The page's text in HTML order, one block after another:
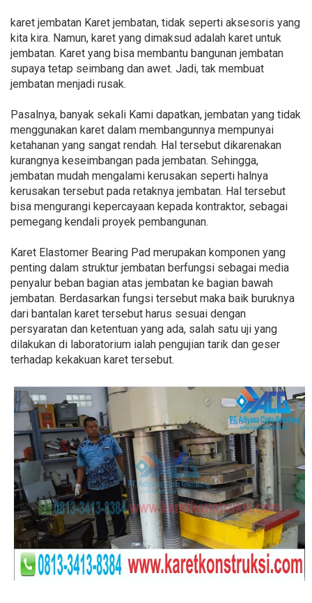
karet jembatan Karet jembatan, tidak seperti aksesoris yang
kita kira. Namun, karet yang dimaksud adalah karet untuk
jembatan. Karet yang bisa membantu bangunan jembatan
supaya tetap seimbang dan awet. Jadi, tak membuat
jembatan menjadi rusak.
Pasalnya, banyak sekali Kami dapatkan, jembatan yang tidak
menggunakan karet dalam membangunnya mempunyai
ketahanan yang sangat rendah. Hal tersebut dikarenakan
kurangnya keseimbangan pada jembatan. Sehingga,
jembatan mudah mengalami kerusakan seperti halnya
kerusakan tersebut pada retaknya jembatan. Hal tersebut
bisa mengurangi kepercayaan kepada kontraktor, sebagai
pemegang kendali proyek pembangunan.
Karet Elastomer Bearing Pad merupakan komponen yang
penting dalam struktur jembatan berfungsi sebagai media
penyalur beban bagian atas jembatan ke bagian bawah
jembatan. Berdasarkan fungsi tersebut maka baik buruknya
dari bantalan karet tersebut harus sesuai dengan
persyaratan dan ketentuan yang ada, salah satu uji yang
dilakukan di laboratorium ialah pengujian tarik dan geser
terhadap kekakuan karet tersebut.